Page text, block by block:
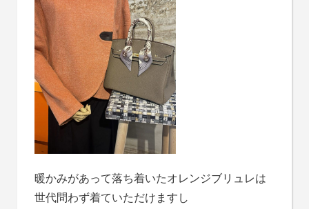
暖かみがあって落ち着いたオレンジブリュレは
世代問わず着ていただけますし